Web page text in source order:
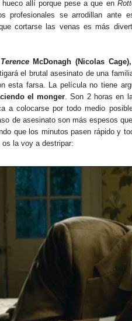
allí porque pese a que en
profesionales se arrodillan ante
cortarse las venas es más
TerenceMcDonagh (Nicolas Cage),
el brutal asesinato de una
esta farsa. La película no tiene
el monger. Son 2 horas en
a colocarse por todo medio
de asesinato son más espesos
que los minutos pasen rápido y
la voy a destripar: